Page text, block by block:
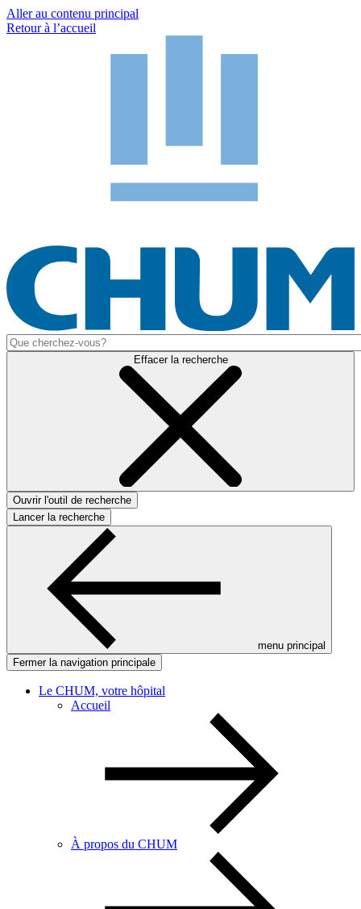
Aller au contenu principal
Retour à l’accueil
Effacer la recherche
Ouvrir l'outil de recherche
Lancer la recherche
menu principal
Fermer la navigation principale
Le CHUM, votre hôpital
Accueil
À propos du CHUM